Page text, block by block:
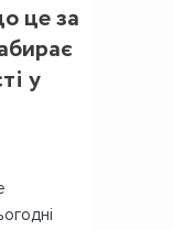
це за
у